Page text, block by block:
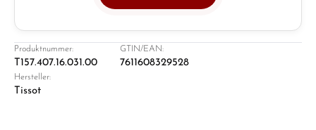
Ladengeschäft in Solingen
Produktnummer:
T157.407.16.031.00
GTIN/EAN:
7611608329528
Hersteller:
Tissot